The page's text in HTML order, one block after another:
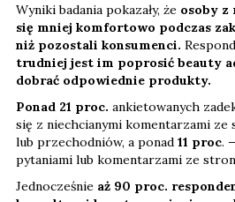
Wyniki badania pokazały, że osoby z
się mniej komfortowo podczas
niż pozostali konsumenci.
trudniej jest im poprosić beauty
dobrać odpowiednie produkty.
Ponad 21 proc. ankietowanych
się z niechcianymi komentarzami
lub przechodniów, a ponad 11 proc.
pytaniami lub komentarzami ze
Jednocześnie aż 90 proc.